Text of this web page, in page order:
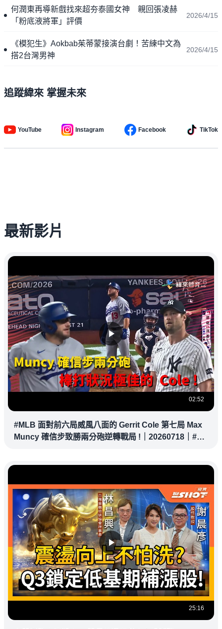
何潤東再導新戲找來超夯泰國女神 親回張凌赫
「粉底液將軍」評價
2026/4/15
《模犯生》Aokbab茱蒂蒙接演台劇！苦練中文為
搭2台灣男神
2026/4/15
追蹤緯來 掌握未來
YouTube Instagram Facebook TikTok
最新影片
02:52
#MLB 面對前六局威風八面的 Gerrit Cole 第七局 Max
Muncy 確信步致勝兩分砲逆轉戰局 !｜20260718｜#洛
25:16